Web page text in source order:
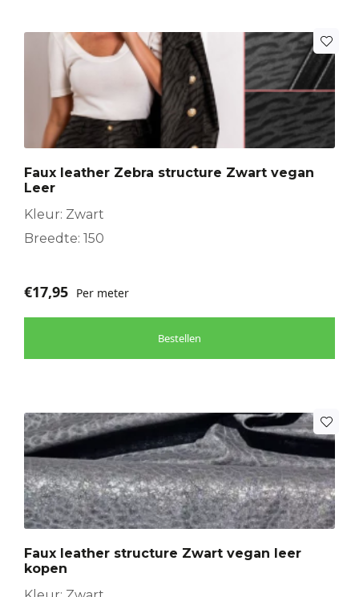
Faux leather Zebra structure Zwart vegan
Leer
Kleur: Zwart
Breedte: 150
€17,95 Per meter
Bestellen
Faux leather structure Zwart vegan leer
kopen